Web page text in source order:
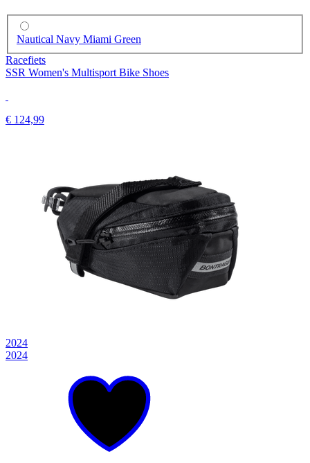
Nautical Navy Miami Green
Racefiets
SSR Women's Multisport Bike Shoes
€ 124,99
2024
2024